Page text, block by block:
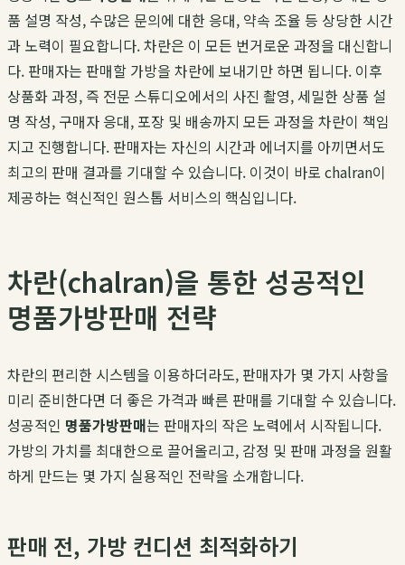
품 설명 작성, 수많은 문의에 대한 응대, 약속 조율 등 상당한 시간
과 노력이 필요합니다. 차란은 이 모든 번거로운 과정을 대신합니
다. 판매자는 판매할 가방을 차란에 보내기만 하면 됩니다. 이후
상품화 과정, 즉 전문 스튜디오에서의 사진 촬영, 세밀한 상품 설
명 작성, 구매자 응대, 포장 및 배송까지 모든 과정을 차란이 책임
지고 진행합니다. 판매자는 자신의 시간과 에너지를 아끼면서도
최고의 판매 결과를 기대할 수 있습니다. 이것이 바로 chalran이
제공하는 혁신적인 원스톱 서비스의 핵심입니다.
차란(chalran)을 통한 성공적인
명품가방판매 전략
차란의 편리한 시스템을 이용하더라도, 판매자가 몇 가지 사항을
미리 준비한다면 더 좋은 가격과 빠른 판매를 기대할 수 있습니다.
성공적인 명품가방판매는 판매자의 작은 노력에서 시작됩니다.
가방의 가치를 최대한으로 끌어올리고, 감정 및 판매 과정을 원활
하게 만드는 몇 가지 실용적인 전략을 소개합니다.
판매 전, 가방 컨디션 최적화하기